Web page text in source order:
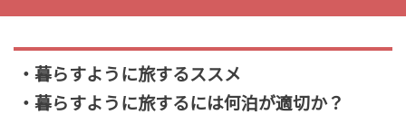
・暮らすように旅するススメ
・暮らすように旅するには何泊が適切か？